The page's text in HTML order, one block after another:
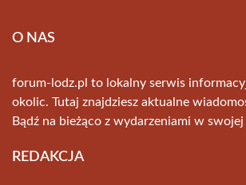
O NAS
forum-lodz.pl to lokalny serwis
okolic. Tutaj znajdziesz aktualne
Bądź na bieżąco z wydarzeniami w
REDAKCJA